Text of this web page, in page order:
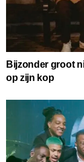
Bijzonder groot
op zijn kop